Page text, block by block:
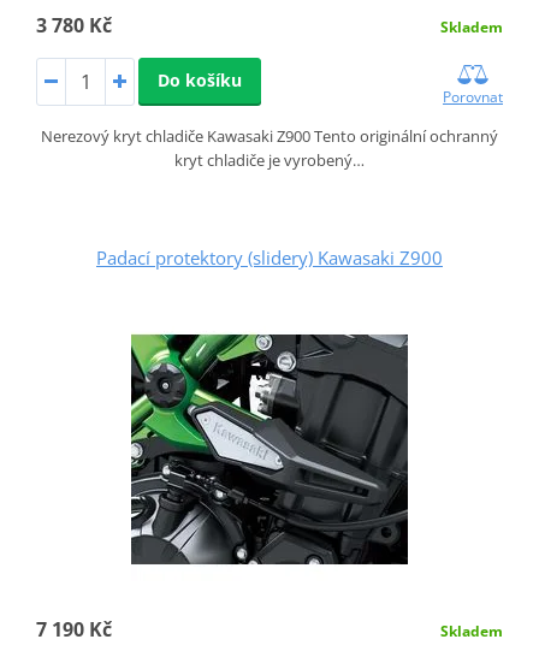
3 780 Kč Skladem
Do košíku
Porovnat
Nerezový kryt chladiče Kawasaki Z900 Tento originální ochranný
kryt chladiče je vyrobený…
Padací protektory (slidery) Kawasaki Z900
7 190 Kč Skladem